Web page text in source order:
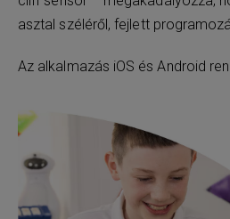
asztal széléről, fejlett
Az alkalmazás iOS és Android